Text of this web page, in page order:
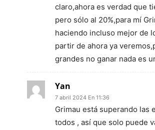
claro,ahora es verdad que
pero sólo al 20%,para mí
haciendo incluso mejor de
partir de ahora ya
grandes no ganar nada es
Yan
7 abril 2024 En 11:36
Grimau está superando las
todos , así que solo puede